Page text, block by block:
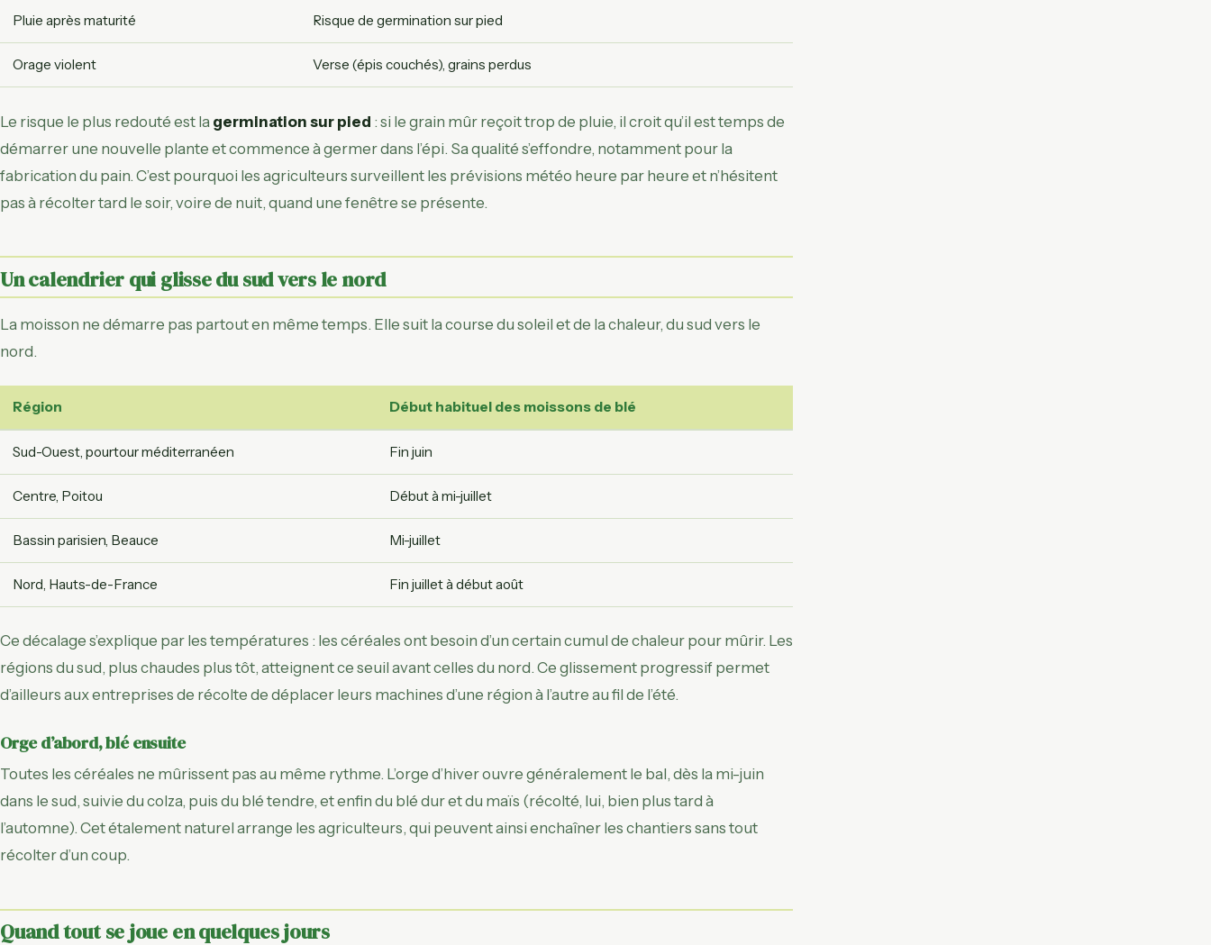
Pluie après maturité Risque de germination sur pied
Orage violent Verse (épis couchés), grains perdus
Le risque le plus redouté est la germination sur pied : si le grain mûr reçoit trop de pluie, il croit qu’il est temps de
démarrer une nouvelle plante et commence à germer dans l’épi. Sa qualité s’effondre, notamment pour la
fabrication du pain. C’est pourquoi les agriculteurs surveillent les prévisions météo heure par heure et n’hésitent
pas à récolter tard le soir, voire de nuit, quand une fenêtre se présente.
Un calendrier qui glisse du sud vers le nord
La moisson ne démarre pas partout en même temps. Elle suit la course du soleil et de la chaleur, du sud vers le
nord.
Région Début habituel des moissons de blé
Sud-Ouest, pourtour méditerranéen Fin juin
Centre, Poitou Début à mi-juillet
Bassin parisien, Beauce Mi-juillet
Nord, Hauts-de-France Fin juillet à début août
Ce décalage s’explique par les températures : les céréales ont besoin d’un certain cumul de chaleur pour mûrir. Les
régions du sud, plus chaudes plus tôt, atteignent ce seuil avant celles du nord. Ce glissement progressif permet
d’ailleurs aux entreprises de récolte de déplacer leurs machines d’une région à l’autre au fil de l’été.
Orge d’abord, blé ensuite
Toutes les céréales ne mûrissent pas au même rythme. L’orge d’hiver ouvre généralement le bal, dès la mi-juin
dans le sud, suivie du colza, puis du blé tendre, et enfin du blé dur et du maïs (récolté, lui, bien plus tard à
l’automne). Cet étalement naturel arrange les agriculteurs, qui peuvent ainsi enchaîner les chantiers sans tout
récolter d’un coup.
Quand tout se joue en quelques jours